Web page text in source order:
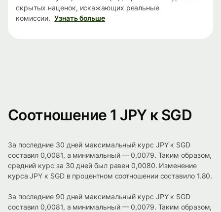
скрытых наценок, искажающих реальные
комиссии. Узнать больше
Соотношение 1 JPY к SGD
За последние 30 дней максимальный курс JPY к SGD
составил 0,0081, а минимальный — 0,0079. Таким образом,
средний курс за 30 дней был равен 0,0080. Изменение
курса JPY к SGD в процентном соотношении составило 1.80.
За последние 90 дней максимальный курс JPY к SGD
составил 0,0081, а минимальный — 0,0079. Таким образом,